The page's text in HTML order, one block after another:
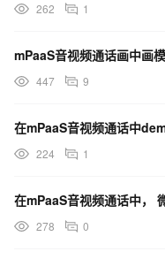
262 1
mPaaS音视频通话画中画
447 9
224 1
278 0